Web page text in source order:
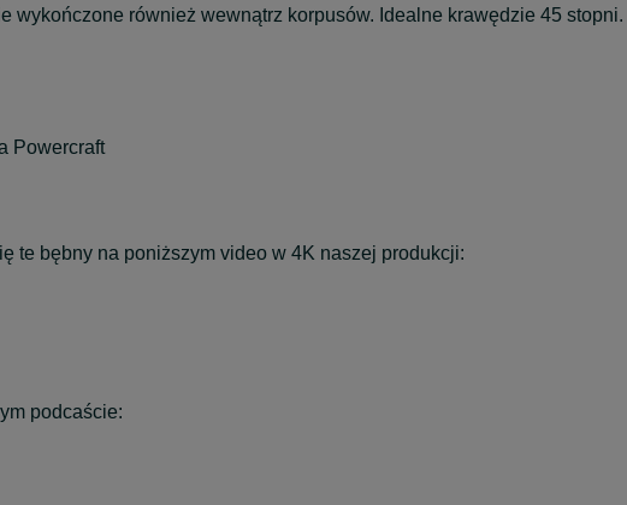
wykończone również wewnątrz korpusów. Idealne krawędzie 45 stopni.
Powercraft
te bębny na poniższym video w 4K naszej produkcji:
podcaście: